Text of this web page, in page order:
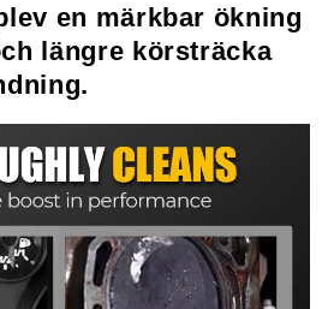
en märkbar ökning
längre körsträcka